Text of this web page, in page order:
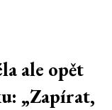
ale opět
„Zapírat,